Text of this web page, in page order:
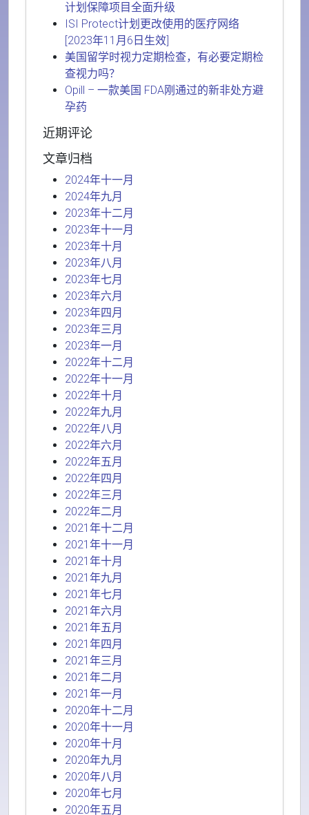
计划保障项目全面升级
ISI Protect计划更改使用的医疗网络
[2023年11月6日生效]
美国留学时视力定期检查，有必要定期检
查视力吗？
Opill – 一款美国 FDA刚通过的新非处方避
孕药
近期评论
文章归档
2024年十一月
2024年九月
2023年十二月
2023年十一月
2023年十月
2023年八月
2023年七月
2023年六月
2023年四月
2023年三月
2023年一月
2022年十二月
2022年十一月
2022年十月
2022年九月
2022年八月
2022年六月
2022年五月
2022年四月
2022年三月
2022年二月
2021年十二月
2021年十一月
2021年十月
2021年九月
2021年七月
2021年六月
2021年五月
2021年四月
2021年三月
2021年二月
2021年一月
2020年十二月
2020年十一月
2020年十月
2020年九月
2020年八月
2020年七月
2020年五月